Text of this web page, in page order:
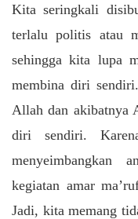
Kita seringkali
terlalu politis atau
sehingga kita lupa
membina diri
Allah dan akibatnya
diri sendiri.
menyeimbangkan
kegiatan amar
Jadi, kita memang